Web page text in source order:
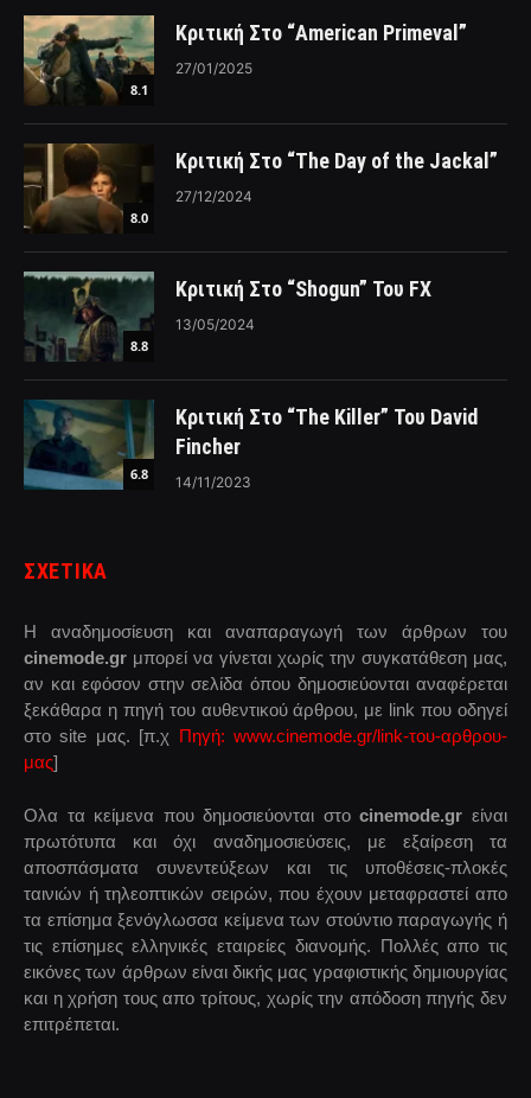
8.1
Κριτική Στο “American Primeval”
27/01/2025
8.0
Κριτική Στο “The Day of the Jackal”
27/12/2024
8.8
Κριτική Στο “Shogun” Του FX
13/05/2024
6.8
Κριτική Στο “The Killer” Του David
Fincher
14/11/2023
ΣΧΕΤΙΚΑ
Η αναδημοσίευση και αναπαραγωγή των άρθρων του
cinemode.gr μπορεί να γίνεται χωρίς την συγκατάθεση μας,
αν και εφόσον στην σελίδα όπου δημοσιεύονται αναφέρεται
ξεκάθαρα η πηγή του αυθεντικού άρθρου, με link που οδηγεί
στο site μας. [π.χ Πηγή: www.cinemode.gr/link-του-αρθρου-
μας]
Ολα τα κείμενα που δημοσιεύονται στοcinemode.gr είναι
πρωτότυπα και όχι αναδημοσιεύσεις, με εξαίρεση τα
αποσπάσματα συνεντεύξεων και τις υποθέσεις-πλοκές
ταινιών ή τηλεοπτικών σειρών, που έχουν μεταφραστεί απο
τα επίσημα ξενόγλωσσα κείμενα των στούντιο παραγωγής ή
τις επίσημες ελληνικές εταιρείες διανομής. Πολλές απο τις
εικόνες των άρθρων είναι δικής μας γραφιστικής δημιουργίας
και η χρήση τους απο τρίτους, χωρίς την απόδοση πηγής δεν
επιτρέπεται.